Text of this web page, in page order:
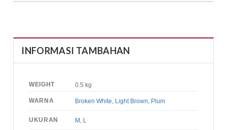
INFORMASI TAMBAHAN
WEIGHT 0.5 kg
WARNA Broken White Light Brown Plum
UKURAN M